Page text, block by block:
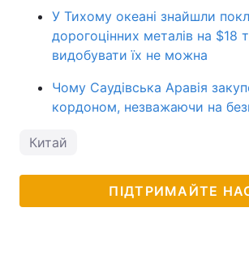
У Тихому океані знайшли
дорогоцінних металів на $18
видобувати їх не можна
Чому Саудівська Аравія
кордоном, незважаючи на
Китай
ПІДТРИМАЙТЕ